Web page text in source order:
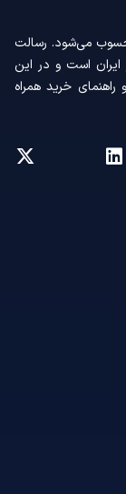
می‌شود. رسالت
است و در این
خرید همراه